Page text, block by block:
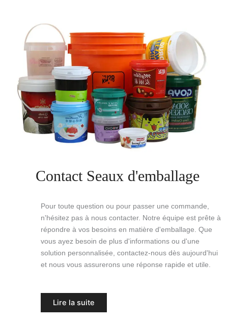
Contact Seaux d'emballage
Pour toute question ou pour passer une commande,
n'hésitez pas à nous contacter. Notre équipe est prête à
répondre à vos besoins en matière d'emballage. Que
vous ayez besoin de plus d'informations ou d'une
solution personnalisée, contactez-nous dès aujourd'hui
et nous vous assurerons une réponse rapide et utile.
Lire la suite